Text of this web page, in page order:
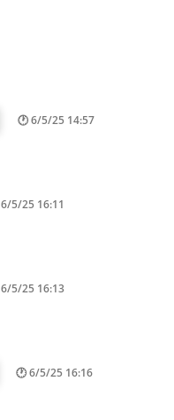
6/5/25 14:57
6/5/25 16:11
6/5/25 16:13
6/5/25 16:16